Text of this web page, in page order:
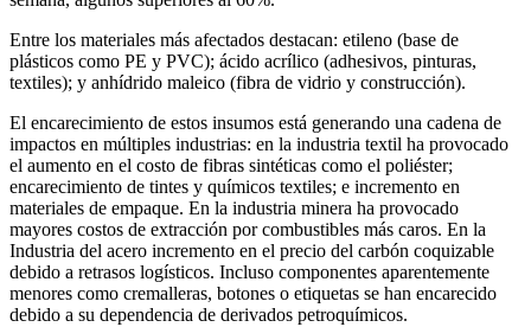
Entre los materiales más afectados destacan: etileno (base de
plásticos como PE y PVC); ácido acrílico (adhesivos, pinturas,
textiles); y anhídrido maleico (fibra de vidrio y construcción).
El encarecimiento de estos insumos está generando una cadena de
impactos en múltiples industrias: en la industria textil ha provocado
el aumento en el costo de fibras sintéticas como el poliéster;
encarecimiento de tintes y químicos textiles; e incremento en
materiales de empaque. En la industria minera ha provocado
mayores costos de extracción por combustibles más caros. En la
Industria del acero incremento en el precio del carbón coquizable
debido a retrasos logísticos. Incluso componentes aparentemente
menores como cremalleras, botones o etiquetas se han encarecido
debido a su dependencia de derivados petroquímicos.